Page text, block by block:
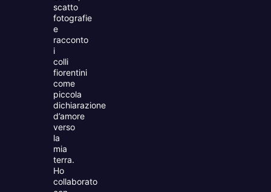
scatto
fotografie
e
racconto
i
colli
fiorentini
come
piccola
dichiarazione
d’amore
verso
la
mia
terra.
Ho
collaborato